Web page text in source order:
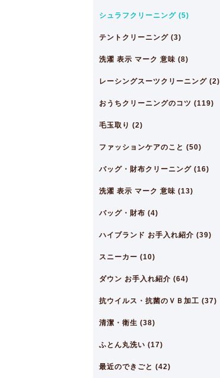
シュラフクリーニング (5)
テントクリーニング (3)
洗濯 表示 マーク 意味 (8)
レーシングスーツクリーニング (2)
おうちクリーニングのコツ (119)
毛玉取り (2)
ファッションケアのこと (50)
バッグ・財布クリーニング (16)
洗濯 表示 マーク 意味 (13)
バッグ・財布 (4)
ハイブランド お手入れ紹介 (39)
スニーカー (10)
ダウン お手入れ紹介 (64)
抗ウイルス・抗菌のＶＢ加工 (37)
清潔・衛生 (38)
ふとん丸洗い (17)
最近のできごと (42)